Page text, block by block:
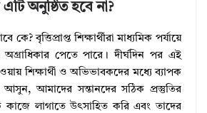
অনুষ্ঠিত হবে না?
কে? বৃত্তিপ্রাপ্ত শিক্ষার্থীরা মাধ্যমিক পর্যায়ে
অগ্রাধিকার পেতে পারে। দীর্ঘদিন পর এই
শিক্ষার্থী ও অভিভাবকদের মধ্যে ব্যাপক
আসুন, আমাদের সন্তানদের সঠিক প্রস্তুতির
লাগাতে উৎসাহিত করি এবং তাদের